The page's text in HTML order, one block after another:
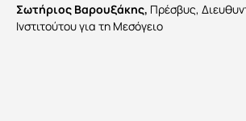
Σωτήριος Βαρουξάκης, Πρέσβυς,
Ινστιτούτου για τη Μεσόγειο